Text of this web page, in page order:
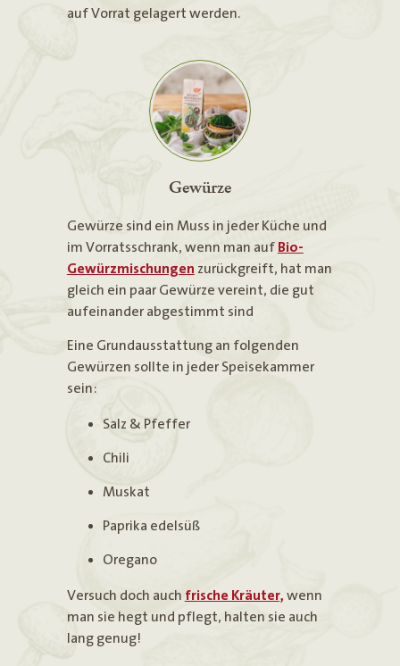
auf Vorrat gelagert werden.
Gewürze
Gewürze sind ein Muss in jeder Küche und
im Vorratsschrank, wenn man auf Bio-
Gewürzmischungen zurückgreift, hat man
gleich ein paar Gewürze vereint, die gut
aufeinander abgestimmt sind
Eine Grundausstattung an folgenden
Gewürzen sollte in jeder Speisekammer
sein:
Salz & Pfeffer
Chili
Muskat
Paprika edelsüß
Oregano
Versuch doch auch frische Kräuter, wenn
man sie hegt und pflegt, halten sie auch
lang genug!